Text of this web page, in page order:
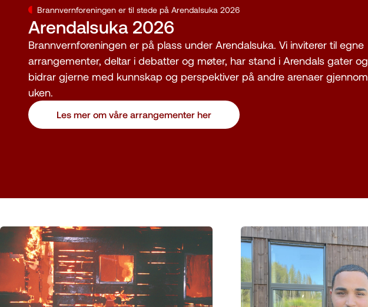
Brannvernforeningen er til stede på Arendalsuka 2026
Arendalsuka 2026
Brannvernforeningen er på plass under Arendalsuka. Vi inviterer til egne
arrangementer, deltar i debatter og møter, har stand i Arendals gater og
bidrar gjerne med kunnskap og perspektiver på andre arenaer gjennom
uken.
Les mer om våre arrangementer her